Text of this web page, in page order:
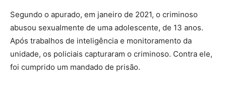
Segundo o apurado, em janeiro de 2021, o criminoso
abusou sexualmente de uma adolescente, de 13 anos.
Após trabalhos de inteligência e monitoramento da
unidade, os policiais capturaram o criminoso. Contra ele,
foi cumprido um mandado de prisão.